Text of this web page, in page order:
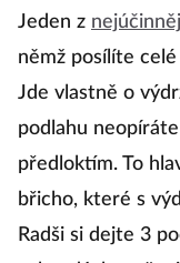
Jeden z
němž posílíte
Jde vlastně o
podlahu
předloktím. To
břicho, které s
Radši si dejte 3